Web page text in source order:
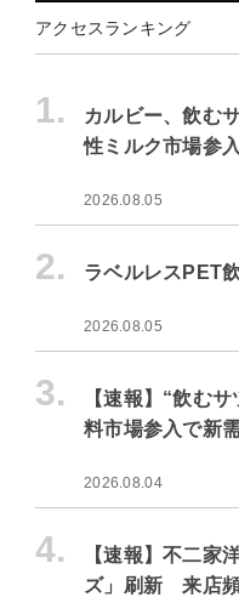
アクセスランキング
1.
カルビー、飲む
性ミルク市場参入
2026.08.05
2. ラベルレスPET
2026.08.05
3.
【速報】“飲む
料市場参入で新
2026.08.04
4.
【速報】不二家
ズ」刷新 来店